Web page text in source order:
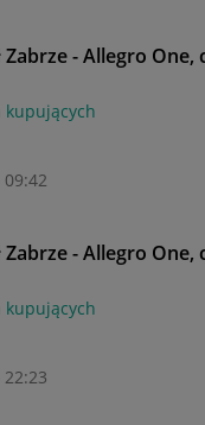
Zabrze - Allegro One,
kupujących
09:42
Zabrze - Allegro One,
kupujących
22:23